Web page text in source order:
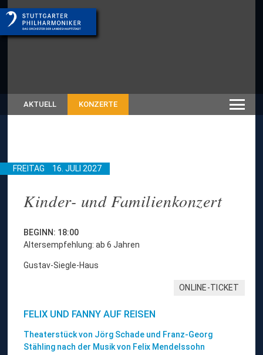
AKTUELL KONZERTE
FREITAG 16. JULI 2027
Kinder- und Familienkonzert
BEGINN: 18:00
Altersempfehlung: ab 6 Jahren
Gustav-Siegle-Haus
ONLINE-TICKET
FELIX UND FANNY AUF REISEN
Theaterstück von Jörg Schade und Franz-Georg
Stähling nach der Musik von Felix Mendelssohn